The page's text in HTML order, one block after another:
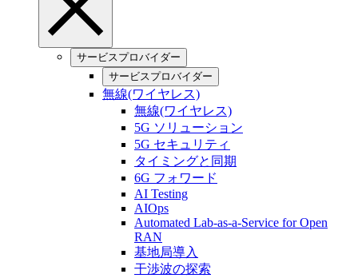
サービスプロバイダー
サービスプロバイダー
無線(ワイヤレス)
無線(ワイヤレス)
5G ソリューション
5G セキュリティ
タイミングと同期
6G フォワード
AI Testing
AIOps
Automated Lab-as-a-Service for Open
RAN
基地局導入
干渉波の探索